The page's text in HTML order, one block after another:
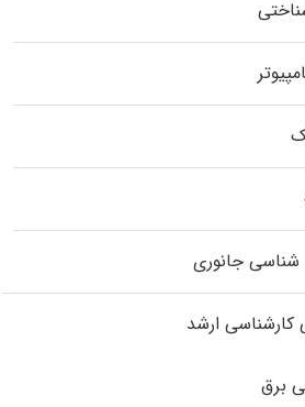
جانوری
ارشد
برق